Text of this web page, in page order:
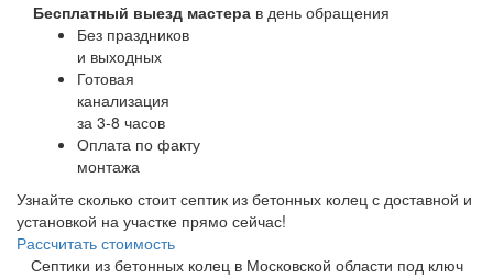
Бесплатный выезд мастера в день обращения
Без праздников
и выходных
Готовая
канализация
за 3-8 часов
Оплата по факту
монтажа
Узнайте сколько стоит септик из бетонных колец с доставной и
установкой на участке прямо сейчас!
Рассчитать стоимость
Септики из бетонных колец в Московской области под ключ